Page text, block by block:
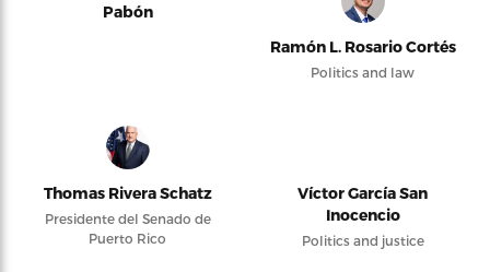
Pabón
Ramón L. Rosario Cortés
Politics and law
Thomas Rivera Schatz
Presidente del Senado de
Puerto Rico
Víctor García San
Inocencio
Politics and justice